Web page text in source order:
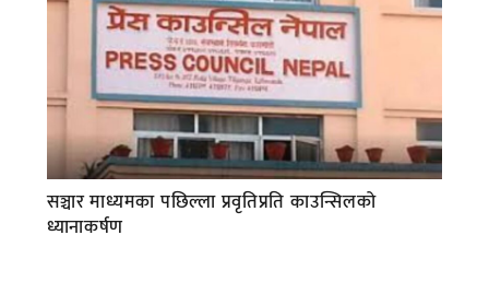
सञ्चार माध्यमका पछिल्ला प्रवृतिप्रति काउन्सिलको
ध्यानाकर्षण